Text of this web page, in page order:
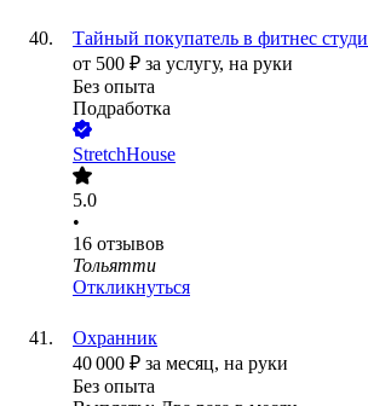
Тайный покупатель в фитнес
от 500 ₽ за услугу, на руки
Без опыта
Подработка
StretchHouse
5.0
•
16 отзывов
Тольятти
Откликнуться
Охранник
40 000 ₽ за месяц, на руки
Без опыта